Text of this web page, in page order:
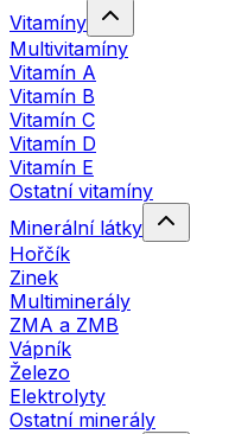
Vitamíny
Multivitamíny
Vitamín A
Vitamín B
Vitamín C
Vitamín D
Vitamín E
Ostatní vitamíny
Minerální látky
Hořčík
Zinek
Multiminerály
ZMA a ZMB
Vápník
Železo
Elektrolyty
Ostatní minerály